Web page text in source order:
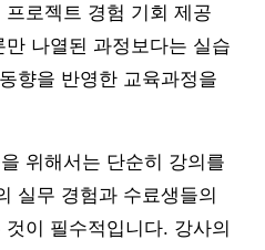
로젝트 경험 기회 제공
나열된 과정보다는 실습
향을 반영한 교육과정을
위해서는 단순히 강의를
실무 경험과 수료생들의
이 필수적입니다. 강사의